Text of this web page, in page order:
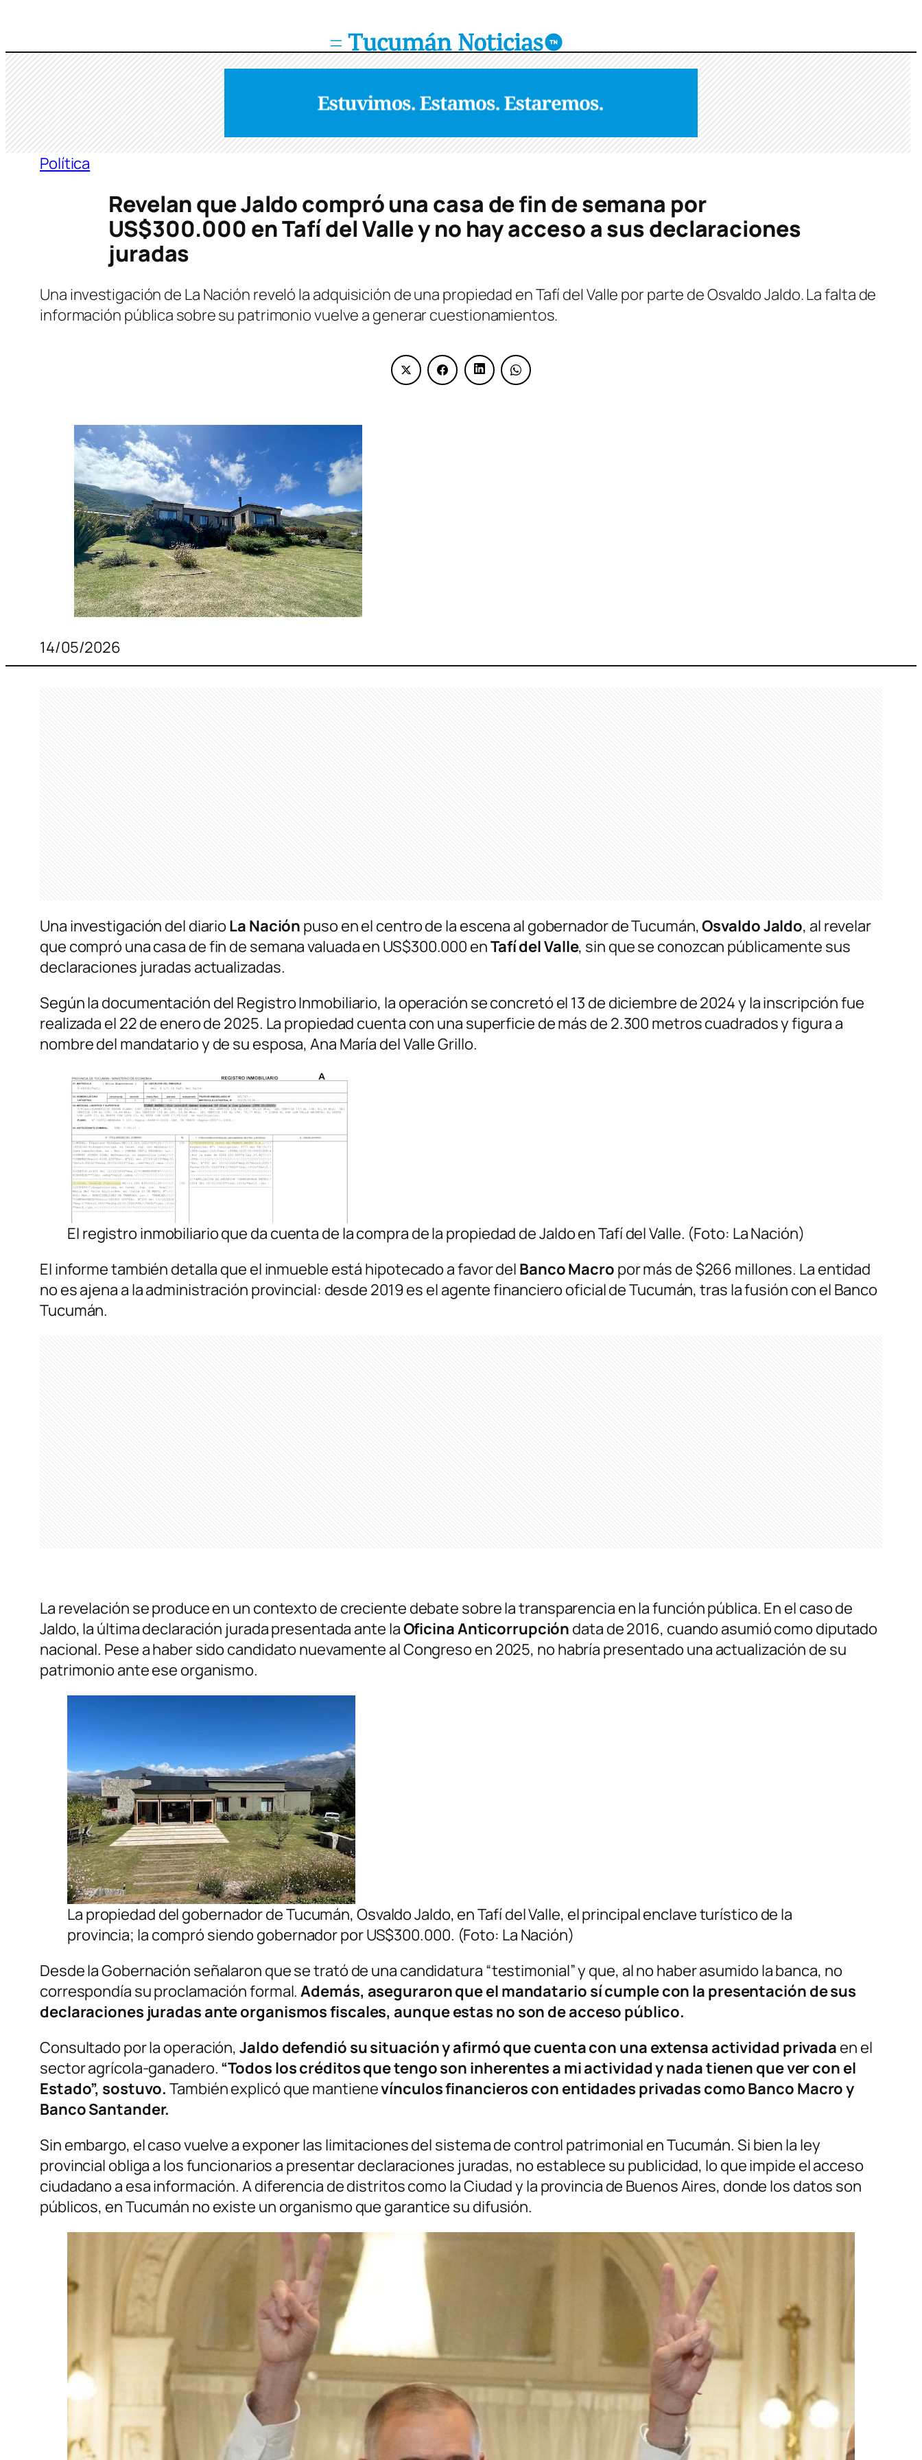
contenido
Política
Revelan que Jaldo compró una casa de fin de semana por
US$300.000 en Tafí del Valle y no hay acceso a sus declaraciones
juradas
Una investigación de La Nación reveló la adquisición de una propiedad en Tafí del Valle por parte de Osvaldo Jaldo. La falta de
información pública sobre su patrimonio vuelve a generar cuestionamientos.
14/05/2026
Una investigación del diario La Nación puso en el centro de la escena al gobernador de Tucumán,Osvaldo Jaldo, al revelar
que compró una casa de fin de semana valuada en US$300.000 enTafí del Valle, sin que se conozcan públicamente sus
declaraciones juradas actualizadas.
Según la documentación del Registro Inmobiliario, la operación se concretó el 13 de diciembre de 2024 y la inscripción fue
realizada el 22 de enero de 2025. La propiedad cuenta con una superficie de más de 2.300 metros cuadrados y figura a
nombre del mandatario y de su esposa, Ana María del Valle Grillo.
El registro inmobiliario que da cuenta de la compra de la propiedad de Jaldo en Tafí del Valle. (Foto: La Nación)
El informe también detalla que el inmueble está hipotecado a favor del Banco Macro por más de $266 millones. La entidad
no es ajena a la administración provincial: desde 2019 es el agente financiero oficial de Tucumán, tras la fusión con el Banco
Tucumán.
La revelación se produce en un contexto de creciente debate sobre la transparencia en la función pública. En el caso de
Jaldo, la última declaración jurada presentada ante laOficina Anticorrupción data de 2016, cuando asumió como diputado
nacional. Pese a haber sido candidato nuevamente al Congreso en 2025, no habría presentado una actualización de su
patrimonio ante ese organismo.
La propiedad del gobernador de Tucumán, Osvaldo Jaldo, en Tafí del Valle, el principal enclave turístico de la
provincia; la compró siendo gobernador por US$300.000. (Foto: La Nación)
Desde la Gobernación señalaron que se trató de una candidatura “testimonial” y que, al no haber asumido la banca, no
correspondía su proclamación formal.Además, aseguraron que el mandatario sí cumple con la presentación de sus
declaraciones juradas ante organismos fiscales, aunque estas no son de acceso público.
Consultado por la operación,Jaldo defendió su situación y afirmó que cuenta con una extensa actividad privada en el
sector agrícola-ganadero. “Todos los créditos que tengo son inherentes a mi actividad y nada tienen que ver con el
Estado”, sostuvo.También explicó que mantienevínculos financieros con entidades privadas como Banco Macro y
Banco Santander.
Sin embargo, el caso vuelve a exponer las limitaciones del sistema de control patrimonial en Tucumán. Si bien la ley
provincial obliga a los funcionarios a presentar declaraciones juradas, no establece su publicidad, lo que impide el acceso
ciudadano a esa información. A diferencia de distritos como la Ciudad y la provincia de Buenos Aires, donde los datos son
públicos, en Tucumán no existe un organismo que garantice su difusión.